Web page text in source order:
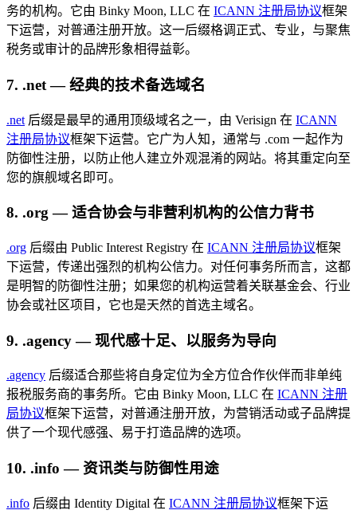
务的机构。它由 Binky Moon, LLC 在 ICANN 注册局协议框架
下运营，对普通注册开放。这一后缀格调正式、专业，与聚焦
税务或审计的品牌形象相得益彰。
7. .net — 经典的技术备选域名
.net 后缀是最早的通用顶级域名之一，由 Verisign 在 ICANN
注册局协议框架下运营。它广为人知，通常与 .com 一起作为
防御性注册，以防止他人建立外观混淆的网站。将其重定向至
您的旗舰域名即可。
8. .org — 适合协会与非营利机构的公信力背书
.org 后缀由 Public Interest Registry 在 ICANN 注册局协议框架
下运营，传递出强烈的机构公信力。对任何事务所而言，这都
是明智的防御性注册；如果您的机构运营着关联基金会、行业
协会或社区项目，它也是天然的首选主域名。
9. .agency — 现代感十足、以服务为导向
.agency 后缀适合那些将自身定位为全方位合作伙伴而非单纯
报税服务商的事务所。它由 Binky Moon, LLC 在 ICANN 注册
局协议框架下运营，对普通注册开放，为营销活动或子品牌提
供了一个现代感强、易于打造品牌的选项。
10. .info — 资讯类与防御性用途
.info 后缀由 Identity Digital 在 ICANN 注册局协议框架下运